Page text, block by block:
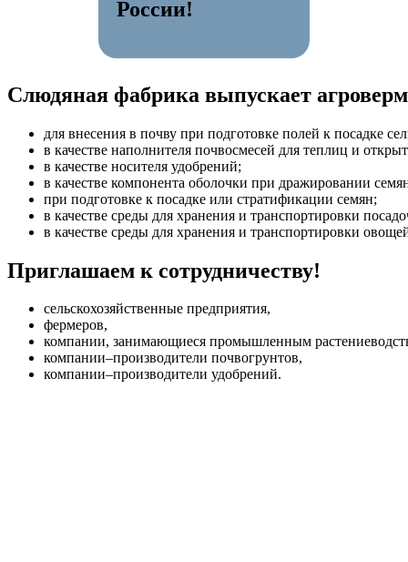
России!
Слюдяная фабрика выпускает
для внесения в почву при подготовке полей к посадке
в качестве наполнителя почвосмесей для теплиц и
в качестве носителя удобрений;
в качестве компонента оболочки при дражировании
при подготовке к посадке или стратификации семян;
в качестве среды для хранения и транспортировки
в качестве среды для хранения и транспортировки
Приглашаем к сотрудничеству!
сельскохозяйственные предприятия,
фермеров,
компании, занимающиеся промышленным
компании–производители почвогрунтов,
компании–производители удобрений.